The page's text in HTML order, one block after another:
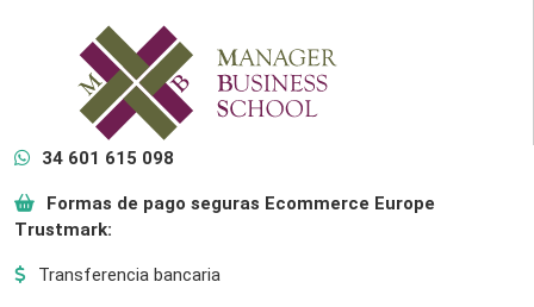
34 601 615 098
Formas de pago seguras Ecommerce Europe
Trustmark:
Transferencia bancaria